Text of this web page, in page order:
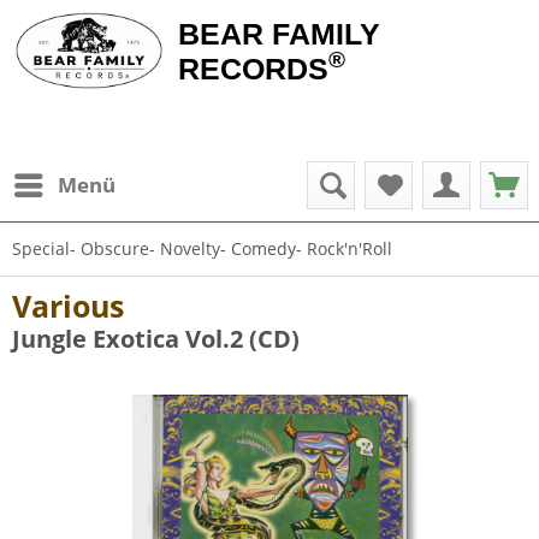
BEAR FAMILY
RECORDS®
Menü
Special- Obscure- Novelty- Comedy- Rock'n'Roll
Various
Jungle Exotica Vol.2 (CD)